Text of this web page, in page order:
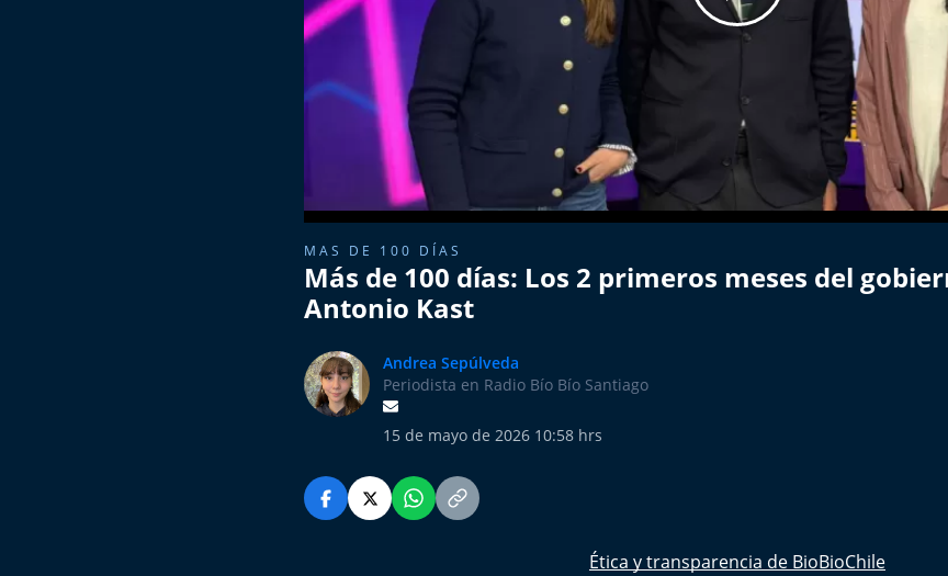
MAS DE 100 DÍAS
Más de 100 días: Los 2 primeros meses del
Antonio Kast
Andrea Sepúlveda
Periodista en Radio Bío Bío Santiago
15 de mayo de 2026 10:58 hrs
Ética y transparencia de BioBioChile